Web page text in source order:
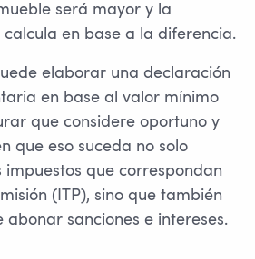
será mayor y la
calcula en base a la diferencia.
elaborar una declaración
en base al valor mínimo
que considere oportuno y
que eso suceda no solo
impuestos que correspondan
(ITP), sino que también
abonar sanciones e intereses.